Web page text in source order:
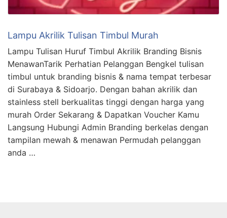
Lampu Akrilik Tulisan Timbul Murah
Lampu Tulisan Huruf Timbul Akrilik Branding Bisnis
MenawanTarik Perhatian Pelanggan Bengkel tulisan
timbul untuk branding bisnis & nama tempat terbesar
di Surabaya & Sidoarjo. Dengan bahan akrilik dan
stainless stell berkualitas tinggi dengan harga yang
murah Order Sekarang & Dapatkan Voucher Kamu
Langsung Hubungi Admin Branding berkelas dengan
tampilan mewah & menawan Permudah pelanggan
anda …